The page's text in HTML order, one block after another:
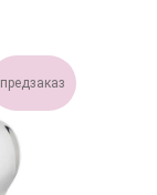
предзаказ